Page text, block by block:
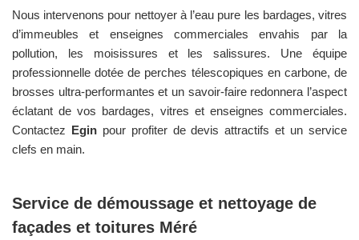
Nous intervenons pour nettoyer à l’eau pure les bardages, vitres
d’immeubles et enseignes commerciales envahis par la
pollution, les moisissures et les salissures. Une équipe
professionnelle dotée de perches télescopiques en carbone, de
brosses ultra-performantes et un savoir-faire redonnera l’aspect
éclatant de vos bardages, vitres et enseignes commerciales.
Contactez Eginpour profiter de devis attractifs et un service
clefs en main.
Service de démoussage et nettoyage de
façades et toitures Méré